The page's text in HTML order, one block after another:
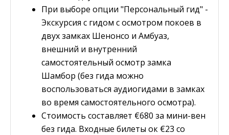
При выборе опции "Персональный гид" -
Экскурсия с гидом с осмотром покоев в
двух замках Шенонсо и Амбуаз,
внешний и внутренний
самостоятельный осмотр замка
Шамбор (без гида можно
воспользоваться аудиогидами в замках
во время самостоятельного осмотра).
Стоимость составляет €680 за мини-вен
без гида. Входные билеты ок €23 со